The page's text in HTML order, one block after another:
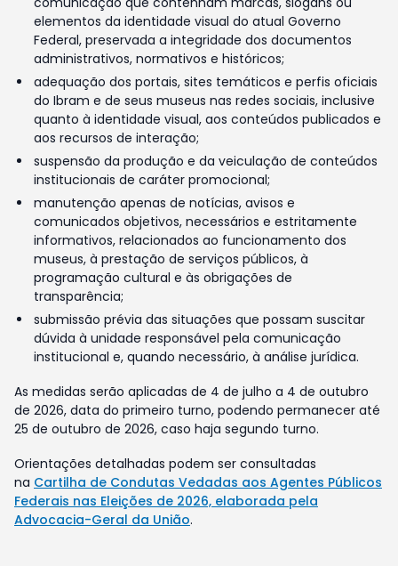
elementos da identidade visual do atual Governo
Federal, preservada a integridade dos documentos
administrativos, normativos e históricos;
adequação dos portais, sites temáticos e perfis oficiais
do Ibram e de seus museus nas redes sociais, inclusive
quanto à identidade visual, aos conteúdos publicados e
aos recursos de interação;
suspensão da produção e da veiculação de conteúdos
institucionais de caráter promocional;
manutenção apenas de notícias, avisos e
comunicados objetivos, necessários e estritamente
informativos, relacionados ao funcionamento dos
museus, à prestação de serviços públicos, à
programação cultural e às obrigações de
transparência;
submissão prévia das situações que possam suscitar
dúvida à unidade responsável pela comunicação
institucional e, quando necessário, à análise jurídica.
As medidas serão aplicadas de 4 de julho a 4 de outubro
de 2026, data do primeiro turno, podendo permanecer até
25 de outubro de 2026, caso haja segundo turno.
Orientações detalhadas podem ser consultadas
na Cartilha de Condutas Vedadas aos Agentes Públicos
Federais nas Eleições de 2026, elaborada pela
Advocacia-Geral da União.